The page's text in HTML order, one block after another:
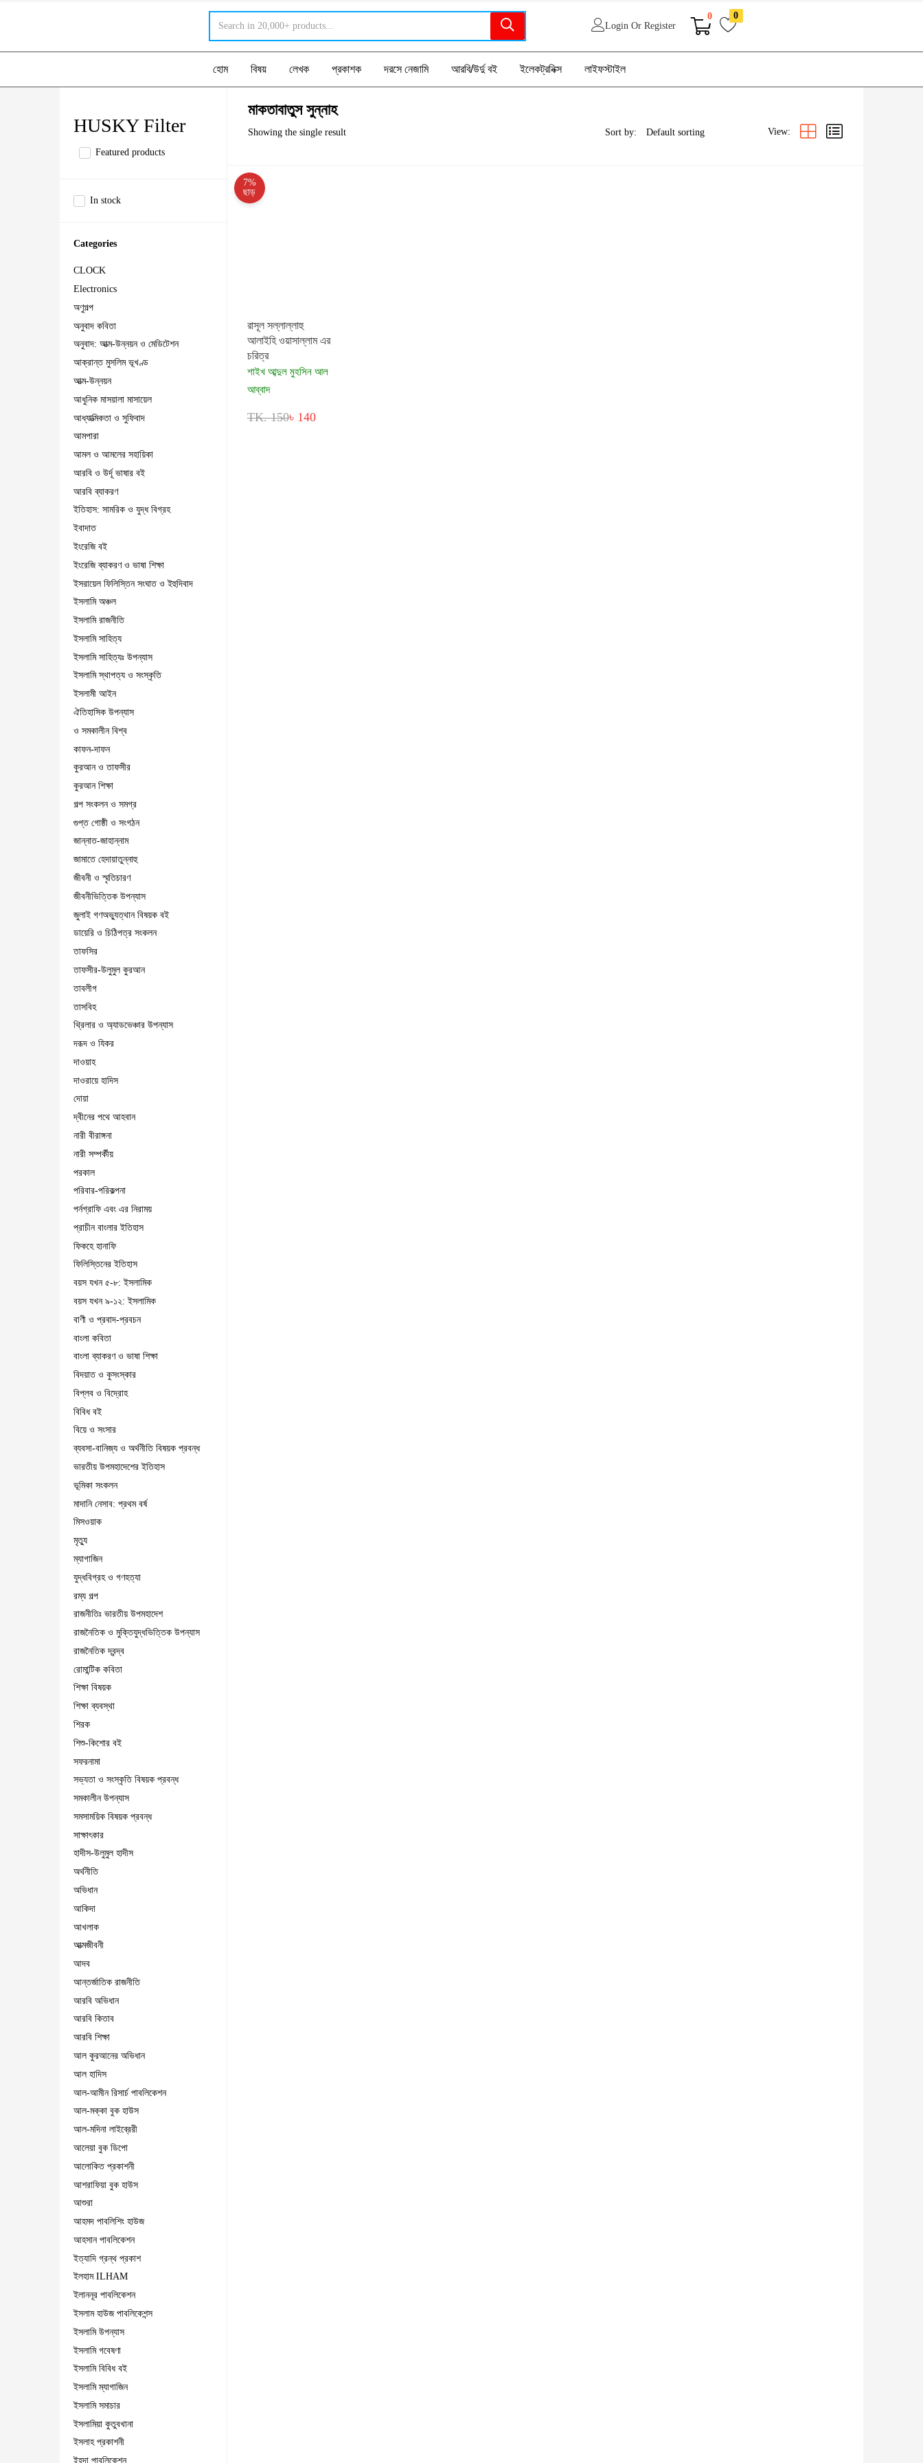
Login Or Register
0 0
হোম বিষয় লেখক প্রকাশক দরসে নেজামি আরবি/উর্দু বই ইলেকট্রনিক্স লাইফস্টাইল
HUSKY Filter
Featured products
In stock
Categories
CLOCK
Electronics
অণুগল্প
অনুবাদ কবিতা
অনুবাদ: আত্ম-উন্নয়ন ও মেডিটেশন
আক্রান্ত মুসলিম ভূখণ্ড
আত্ম-উন্নয়ন
আধুনিক মাসয়ালা মাসায়েল
আধ্যাত্মিকতা ও সুফিবাদ
আমপারা
আমল ও আমলের সহায়িকা
আরবি ও উর্দূ ভাষার বই
আরবি ব্যাকরণ
ইতিহাস: সামরিক ও যুদ্ধ বিগ্রহ
ইবাদাত
ইংরেজি বই
ইংরেজি ব্যাকরণ ও ভাষা শিক্ষা
ইসরায়েল ফিলিস্তিন সংঘাত ও ইহুদিবাদ
ইসলামি অঞ্চল
ইসলামি রাজনীতি
ইসলামি সাহিত্য
ইসলামি সাহিত্যঃ উপন্যাস
ইসলামি স্থাপত্য ও সংস্কৃতি
ইসলামী আইন
ঐতিহাসিক উপন্যাস
ও সমকালীন বিশ্ব
কাফন-দাফন
কুরআন ও তাফসীর
কুরআন শিক্ষা
গল্প সংকলন ও সমগ্র
গুপ্ত গোষ্ঠী ও সংগঠন
জান্নাত-জাহান্নাম
জামাতে হেদায়াতুন্নাহু
জীবনী ও স্মৃতিচারণ
জীবনীভিত্তিক উপন্যাস
জুলাই গণঅভ্যুত্থান বিষয়ক বই
ডায়েরি ও চিঠিপত্র সংকলন
তাফসির
তাফসীর-উলুমুল কুরআন
তাবলীগ
তাসবিহ
থ্রিলার ও অ্যাডভেঞ্চার উপন্যাস
দরূদ ও যিকর
দাওয়াহ
দাওরায়ে হাদিস
দোয়া
দ্বীনের পথে আহবান
নারী বীরাঙ্গনা
নারী সম্পর্কীয়
পরকাল
পরিবার-পরিকল্পনা
পর্নগ্রাফি এবং এর নিরাময়
প্রাচীন বাংলার ইতিহাস
ফিকহে হানাফি
ফিলিস্তিনের ইতিহাস
বয়স যখন ৫-৮: ইসলামিক
বয়স যখন ৯-১২: ইসলামিক
বাণী ও প্রবাদ-প্রবচন
বাংলা কবিতা
বাংলা ব্যাকরণ ও ভাষা শিক্ষা
বিদয়াত ও কুসংস্কার
বিপ্লব ও বিদ্রোহ
বিবিধ বই
বিয়ে ও সংসার
ব্যবসা-বানিজ্য ও অর্থনীতি বিষয়ক প্রবন্ধ
ভারতীয় উপমহাদেশের ইতিহাস
ভূমিকা সংকলন
মাদানি নেসাব: প্রথম বর্ষ
মিসওয়াক
মৃত্যু
ম্যাগাজিন
যুদ্ধবিগ্রহ ও গণহত্যা
রম্য গল্প
রাজনীতিঃ ভারতীয় উপমহাদেশ
রাজনৈতিক ও মুক্তিযুদ্ধভিত্তিক উপন্যাস
রাজনৈতিক দ্বন্দ্ব
রোমান্টিক কবিতা
শিক্ষা বিষয়ক
শিক্ষা ব্যবস্থা
শিরক
শিশু-কিশোর বই
সফরনামা
সভ্যতা ও সংস্কৃতি বিষয়ক প্রবন্ধ
সমকালীন উপন্যাস
সমসাময়িক বিষয়ক প্রবন্ধ
সাক্ষাৎকার
হাদীস-উলুমুল হাদীস
অর্থনীতি
অভিধান
আকিদা
আখলাক
আত্মজীবনী
আদব
আন্তর্জাতিক রাজনীতি
আরবি অভিধান
আরবি কিতাব
আরবি শিক্ষা
আল কুরআনের অভিধান
আল হাদিস
আল-আমীন রিসার্চ পাবলিকেশন
আল-মক্কা বুক হাউস
আল-মদিনা লাইব্রেরী
আলেয়া বুক ডিপো
আলোকিত প্রকাশনী
আশরাফিয়া বুক হাউস
আশুরা
আহমদ পাবলিশিং হাউজ
আহসান পাবলিকেশন
ইত্যাদি গ্রন্থ প্রকাশ
ইলহাম ILHAM
ইলাননূর পাবলিকেশন
ইসলাম হাউজ পাবলিকেশন্স
ইসলামি উপন্যাস
ইসলামি গবেষণা
ইসলামি বিবিধ বই
ইসলামি ম্যাগাজিন
ইসলামি সমাচার
ইসলামিয়া কুতুবখানা
ইসলাহ প্রকাশনী
ইহদা পাবলিকেশন
মাকতাবাতুস সুন্নাহ
Showing the single result Sort by: View:
7%
ছাড়
রাসূল সল্লাল্লাহু
আলাইহি ওয়াসাল্লাম এর
চরিত্র
শাইখ আব্দুল মুহসিন আল
আব্বাদ
TK. 150৳ 140